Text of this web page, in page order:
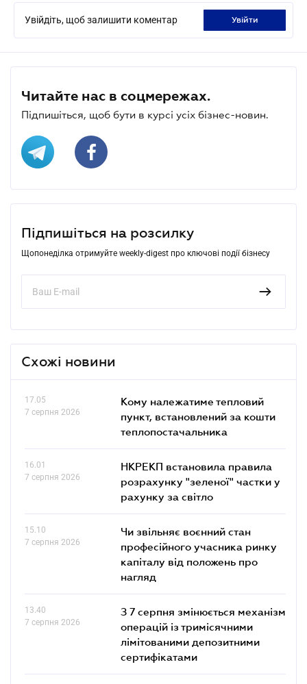
Увійдіть, щоб залишити коментар увійти
Читайте нас в соцмережах.
Підпишіться, щоб бути в курсі усіх бізнес-новин.
Підпишіться на розсилку
Щопонеділка отримуйте weekly-digest про ключові події бізнесу
Схожі новини
17.05
7 серпня 2026
Кому належатиме тепловий
пункт, встановлений за кошти
теплопостачальника
16.01
7 серпня 2026
НКРЕКП встановила правила
розрахунку "зеленої" частки у
рахунку за світло
15.10
7 серпня 2026
Чи звільняє воєнний стан
професійного учасника ринку
капіталу від положень про
нагляд
13.40
7 серпня 2026
З 7 серпня змінюється механізм
операцій із тримісячними
лімітованими депозитними
сертифікатами